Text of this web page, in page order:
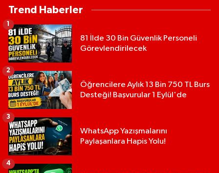
Trend Haberler
81 İlde 30 Bin Güvenlik Personeli
Görevlendirilecek
Öğrencilere Aylık 13 Bin 750 TL Burs
Desteği! Başvurular 1 Eylül'de
2
WhatsApp Yazışmalarını
Paylaşanlara Hapis Yolu!
3
4